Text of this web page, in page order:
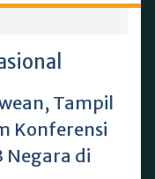
Tampil
Konferensi
Negara di